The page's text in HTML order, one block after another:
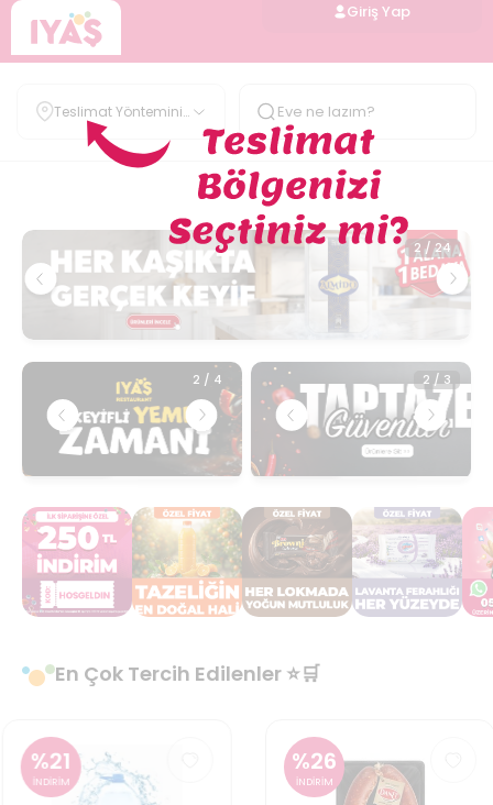
Giriş Yap
Teslimat Yöntemini
Belirle
2 /24
2 / 4 2 / 3
En Çok Tercih Edilenler ⭐🛒
%21
İNDİRİM
%26
İNDİRİM